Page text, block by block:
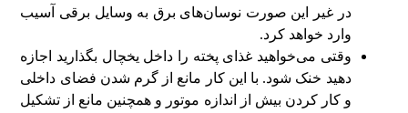
در غیر این صورت نوسان‌های برق به وسایل برقی آسیب
وارد خواهد کرد.
وقتی می‌خواهید غذای پخته را داخل یخچال بگذارید اجازه
دهید خنک شود. با این کار مانع از گرم شدن فضای داخلی
و کار کردن بیش از اندازه موتور و همچنین مانع از تشکیل